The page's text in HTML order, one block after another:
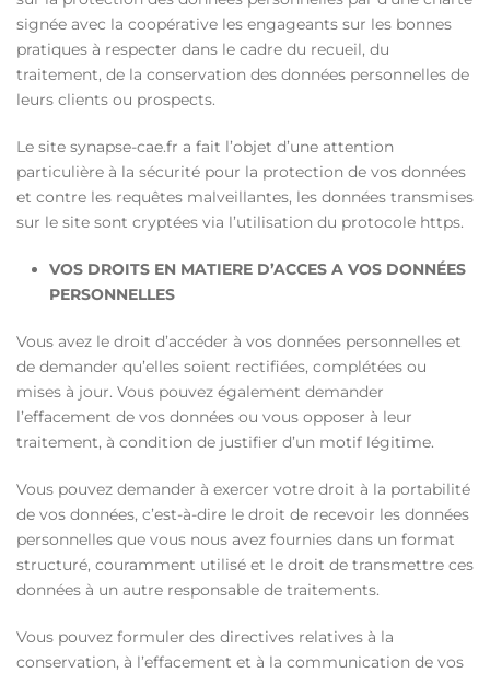
signée avec la coopérative les engageants sur les bonnes
pratiques à respecter dans le cadre du recueil, du
traitement, de la conservation des données personnelles de
leurs clients ou prospects.
Le site synapse-cae.fr a fait l’objet d’une attention
particulière à la sécurité pour la protection de vos données
et contre les requêtes malveillantes, les données transmises
sur le site sont cryptées via l’utilisation du protocole https.
VOS DROITS EN MATIERE D’ACCES A VOS DONNÉES
PERSONNELLES
Vous avez le droit d’accéder à vos données personnelles et
de demander qu’elles soient rectifiées, complétées ou
mises à jour. Vous pouvez également demander
l’effacement de vos données ou vous opposer à leur
traitement, à condition de justifier d’un motif légitime.
Vous pouvez demander à exercer votre droit à la portabilité
de vos données, c’est-à-dire le droit de recevoir les données
personnelles que vous nous avez fournies dans un format
structuré, couramment utilisé et le droit de transmettre ces
données à un autre responsable de traitements.
Vous pouvez formuler des directives relatives à la
conservation, à l’effacement et à la communication de vos